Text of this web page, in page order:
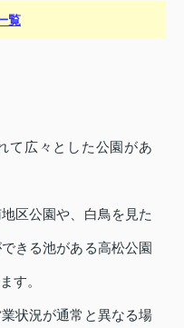
覧
て広々とした公園があ
区公園や、白鳥を見た
きる池がある高松公園
す。
状況が通常と異なる場